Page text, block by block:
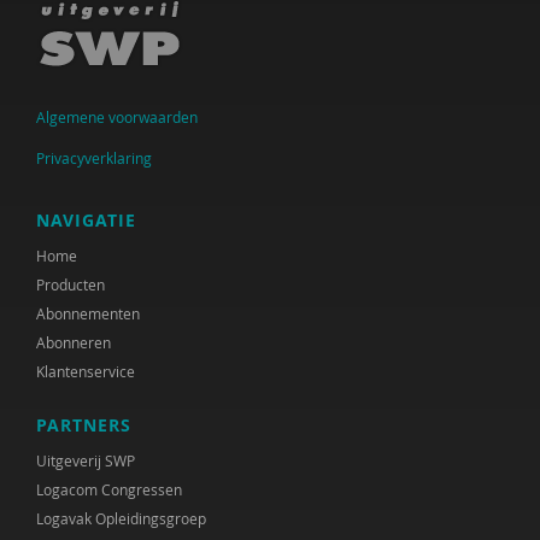
Algemene voorwaarden
Privacyverklaring
NAVIGATIE
Home
Producten
Abonnementen
Abonneren
Klantenservice
PARTNERS
Uitgeverij SWP
Logacom Congressen
Logavak Opleidingsgroep